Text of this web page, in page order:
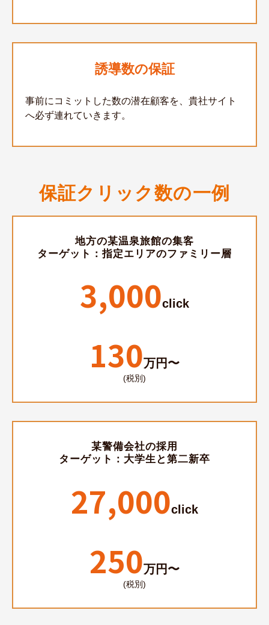
誘導数の保証
事前にコミットした数の潜在顧客を、貴社サイト
へ必ず連れていきます。
保証クリック数の一例
地方の某温泉旅館の集客
ターゲット：指定エリアのファミリー層
3,000click
130万円〜
(税別)
某警備会社の採用
ターゲット：大学生と第二新卒
27,000click
250万円〜
(税別)